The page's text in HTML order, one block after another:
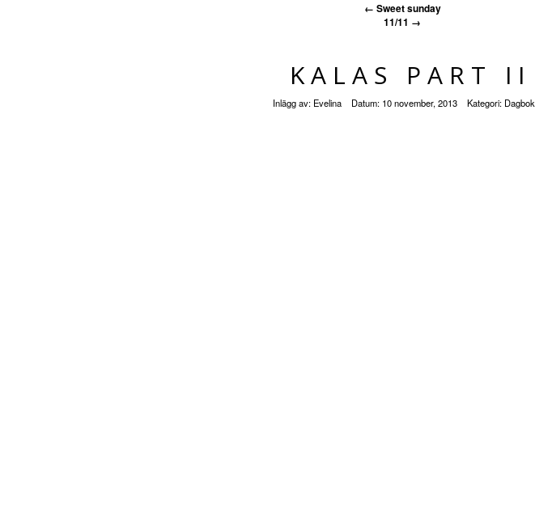
← Sweet sunday
11/11 →
KALAS PART II
Inlägg av: Evelina Datum: 10 november, 2013 Kategori: Dagbok